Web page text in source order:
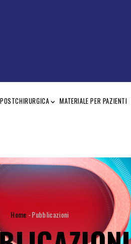
MATERIALE PER PAZIENTI
BRICIOLE
DI
Home -Pubblicazioni